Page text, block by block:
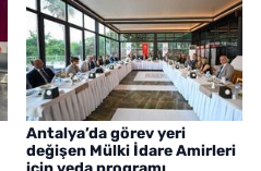
Antalya’da görev yeri
değişen Mülki İdare Amirleri